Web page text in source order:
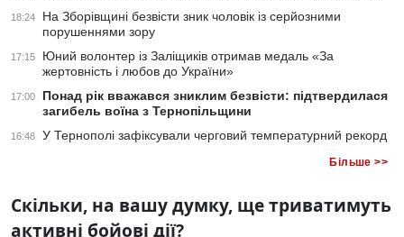
18:24
На Зборівщині безвісти зник чоловік із серйозними
порушеннями зору
17:15
Юний волонтер із Заліщиків отримав медаль «За
жертовність і любов до України»
17:00
Понад рік вважався зниклим безвісти: підтвердилася
загибель воїна з Тернопільщини
16:48 У Тернополі зафіксували черговий температурний рекорд
Більше >>
Скільки, на вашу думку, ще триватимуть
активні бойові дії?